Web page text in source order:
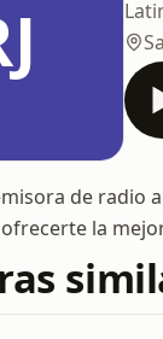
de radio
la